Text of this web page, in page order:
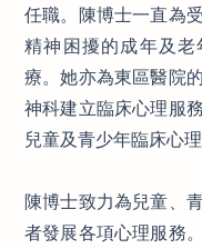
任職。陳博士一直為
精神困擾的成年及
療。她亦為東區醫院
神科建立臨床心理服
兒童及青少年臨床心理
陳博士致力為兒童、
者發展各項心理服務